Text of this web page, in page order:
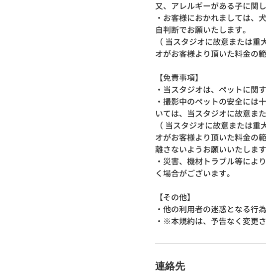
又、アレルギーがある子に関
・お客様におかれましては、
自判断でお願いたします。
（ 当スタジオに故意または
オがお客様より頂いた料金の
【免責事項】
・当スタジオは、ペットに関
・撮影中のペットの安全には
いては、当スタジオに故意ま
（ 当スタジオに故意または
オがお客様より頂いた料金の
離さないようお願いいたします
・災害、機材トラブル等によ
く場合がございます。
【その他】
・他の利用者の迷惑となる行
・※本規約は、予告なく変更
連絡先